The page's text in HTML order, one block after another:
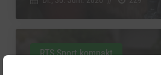
RTS Sport kompakt